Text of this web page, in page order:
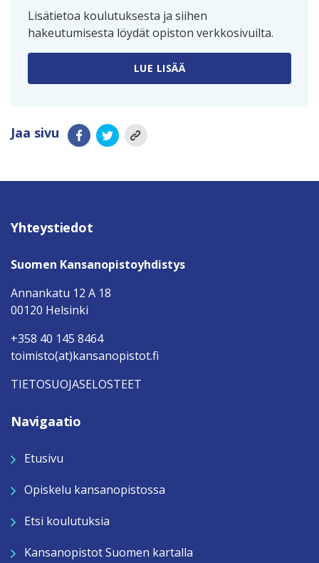
Lisätietoa koulutuksesta ja siihen
hakeutumisesta löydät opiston verkkosivuilta.
LUE LISÄÄ
Jaa sivu
Yhteystiedot
Suomen Kansanopistoyhdistys
Annankatu 12 A 18
00120 Helsinki
+358 40 145 8464
toimisto(at)kansanopistot.fi
TIETOSUOJASELOSTEET
Navigaatio
Etusivu
Opiskelu kansanopistossa
Etsi koulutuksia
Kansanopistot Suomen kartalla